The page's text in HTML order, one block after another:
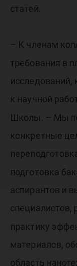
статей.
– К членам
требования в
исследований,
к научной
Школы. – Мы
конкретные
подготовка
аспирантов и
специалистов,
практику
материалов,
область